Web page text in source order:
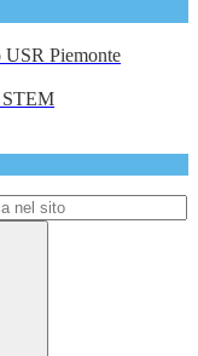
USR Piemonte
STEM